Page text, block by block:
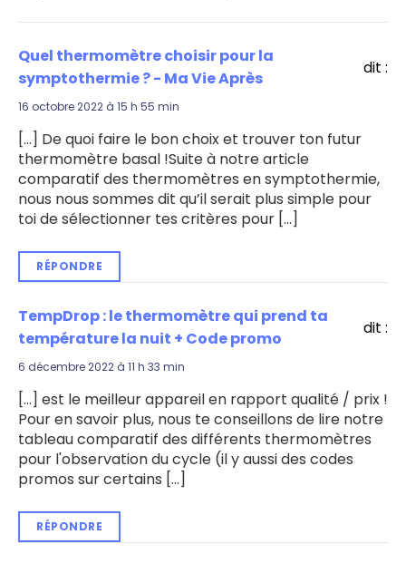
Quel thermomètre choisir pour la
symptothermie ? - Ma Vie Après
dit :
16 octobre 2022 à 15 h 55 min
[…] De quoi faire le bon choix et trouver ton futur
thermomètre basal !Suite à notre article
comparatif des thermomètres en symptothermie,
nous nous sommes dit qu’il serait plus simple pour
toi de sélectionner tes critères pour […]
RÉPONDRE
TempDrop : le thermomètre qui prend ta
température la nuit + Code promo
dit :
6 décembre 2022 à 11 h 33 min
[…] est le meilleur appareil en rapport qualité / prix !
Pour en savoir plus, nous te conseillons de lire notre
tableau comparatif des différents thermomètres
pour l'observation du cycle (il y aussi des codes
promos sur certains […]
RÉPONDRE